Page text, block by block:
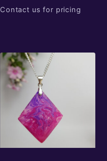
Contact us for pricing